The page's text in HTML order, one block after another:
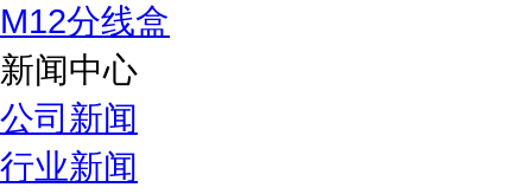
M12分线盒
新闻中心
公司新闻
行业新闻